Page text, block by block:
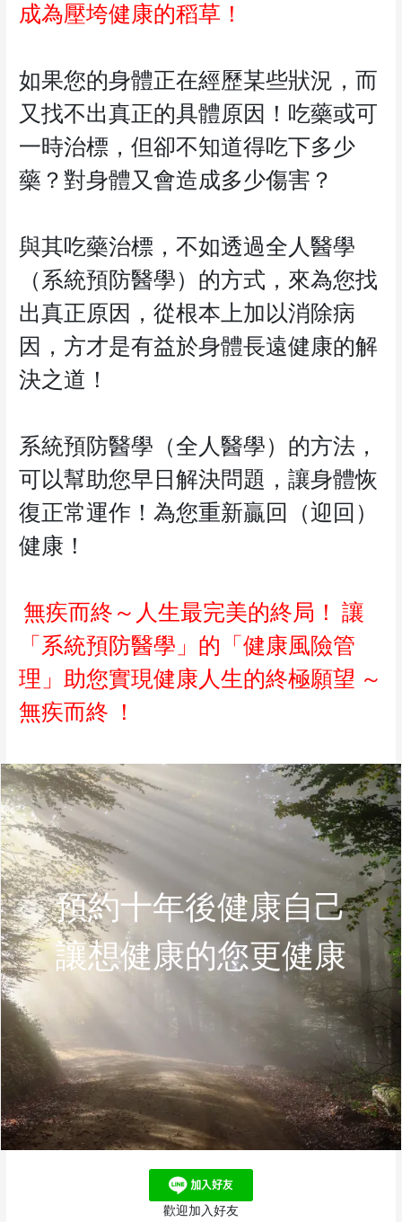
成為壓垮健康的稻草！
如果您的身體正在經歷某些狀況，而
又找不出真正的具體原因！吃藥或可
一時治標，但卻不知道得吃下多少
藥？對身體又會造成多少傷害？
與其吃藥治標，不如透過全人醫學
（系統預防醫學）的方式，來為您找
出真正原因，從根本上加以消除病
因，方才是有益於身體長遠健康的解
決之道！
系統預防醫學（全人醫學）的方法，
可以幫助您早日解決問題，讓身體恢
復正常運作！為您重新贏回（迎回）
健康！
無疾而終～人生最完美的終局！ 讓
「系統預防醫學」的「健康風險管
理」助您實現健康人生的終極願望 ～
無疾而終 ！
預約十年後健康自己
讓想健康的您更健康
歡迎加入好友